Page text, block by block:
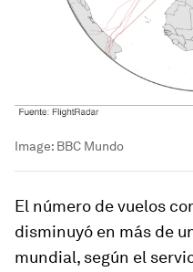
Image: BBC Mundo
El número de vuelos
disminuyó en más de
mundial, según el